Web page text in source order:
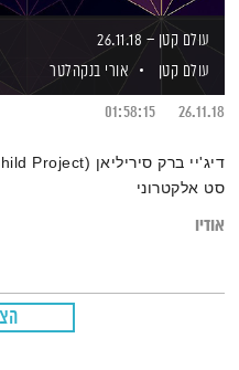
עולם קטן – 26.11.18
עולם קטן
אורי בנקהלטר
26.11.18
01:58:15
סט אלקטרוני
אודיו